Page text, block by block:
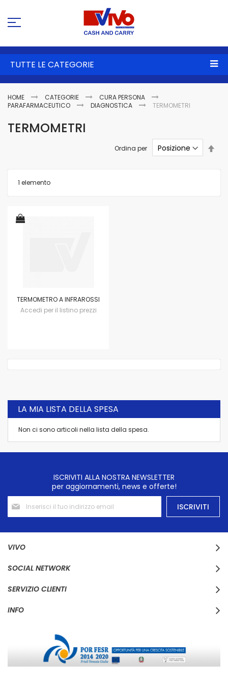
TUTTE LE CATEGORIE
HOME CATEGORIE
CURA PERSONA
PARAFARMACEUTICO
DIAGNOSTICA TERMOMETRI
TERMOMETRI
1 elemento
Ordina per
TERMOMETRO A INFRAROSSI
Accedi per il listino prezzi
LA MIA LISTA DELLA SPESA
Non ci sono articoli nella lista della spesa.
ISCRIVITI ALLA NOSTRA NEWSLETTER
per aggiornamenti, news e offerte!
Iscriviti
alla
nostra
ISCRIVITI
VIVO
SOCIAL NETWORK
SERVIZIO CLIENTI
INFO